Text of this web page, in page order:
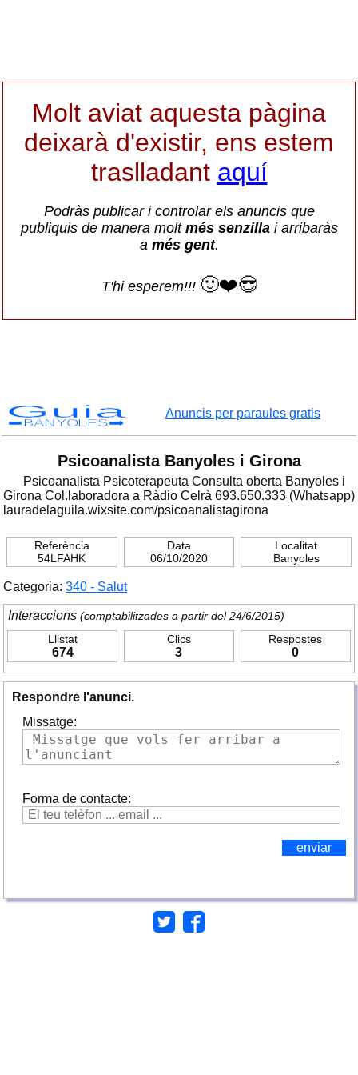
Molt aviat aquesta pàgina
deixarà d'existir, ens estem
traslladant aquí
Podràs publicar i controlar els anuncis que
publiquis de manera molt més senzillai arribaràs
a més gent.
T'hi esperem!!! 🙂❤️😎
Guia
BANYOLES
Anuncis per paraules gratis
Psicoanalista Banyoles i Girona
Psicoanalista Psicoterapeuta Consulta oberta Banyoles i
Girona Col.laboradora a Ràdio Celrà 693.650.333 (Whatsapp)
lauradelaguila.wixsite.com/psicoanalistagirona
Referència
54LFAHK
Data
06/10/2020
Localitat
Banyoles
Categoria: 340 - Salut
Interaccions (comptabilitzades a partir del 24/6/2015)
Llistat
674
Clics
3
Respostes
0
Respondre l'anunci.
Missatge:
Forma de contacte: